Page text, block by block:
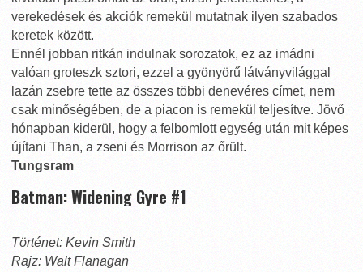
verekedések és akciók remekül mutatnak ilyen szabados
keretek között.
Ennél jobban ritkán indulnak sorozatok, ez az imádni
valóan groteszk sztori, ezzel a gyönyörű látványvilággal
lazán zsebre tette az összes többi denevéres címet, nem
csak minőségében, de a piacon is remekül teljesítve. Jövő
hónapban kiderül, hogy a felbomlott egység után mit képes
újítani Than, a zseni és Morrison az őrült.
Tungsram
Batman: Widening Gyre #1
Történet: Kevin Smith
Rajz: Walt Flanagan